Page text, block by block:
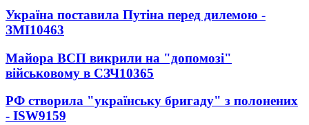
Україна поставила Путіна перед дилемою -
ЗМІ10463
Майора ВСП викрили на "допомозі"
військовому в СЗЧ10365
РФ створила "українську бригаду" з полонених
- ISW9159